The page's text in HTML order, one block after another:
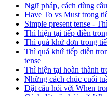
Ngữ pháp, cách dùng
Have To vs Must trong
Simple present tense -
Thì hiện tại tiếp diễn
Thì quá khứ đơn trong
Thì quá khứ tiếp diễn
tense
Thì hiện tại hoàn thành
Những cách chúc cuối
Đặt câu hỏi với When